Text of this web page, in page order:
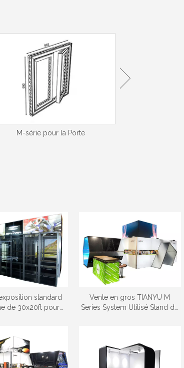
M-série pour la Porte
standard
de 30x20ft pour
Vente en gros TIANYU M
Series System Utilisé Stand de